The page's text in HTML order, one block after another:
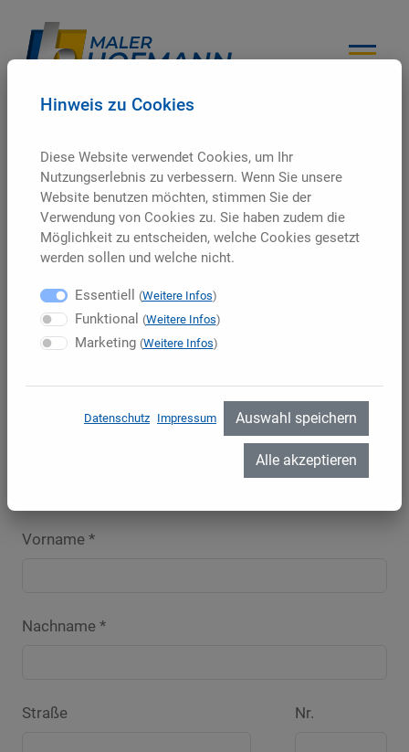
Bewerbung
Home //Jobs//Bewerbung
zurück
Malermeister (m/w/d)
Vorname *
Nachname *
Straße Nr.
Hinweis zu Cookies
Diese Website verwendet Cookies, um Ihr
Nutzungserlebnis zu verbessern. Wenn Sie unsere
Website benutzen möchten, stimmen Sie der
Verwendung von Cookies zu. Sie haben zudem die
Möglichkeit zu entscheiden, welche Cookies gesetzt
werden sollen und welche nicht.
Essentiell (Weitere Infos)
Funktional (Weitere Infos)
Marketing (Weitere Infos)
Datenschutz Impressum Auswahl speichern
Alle akzeptieren